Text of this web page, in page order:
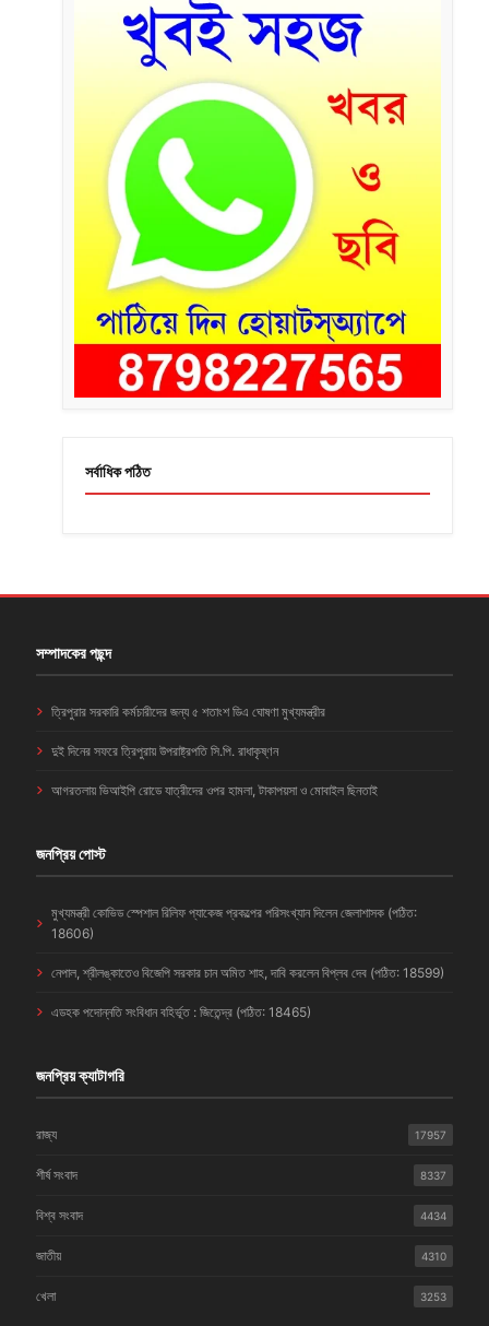
সর্বাধিক পঠিত
সম্পাদকের পছন্দ
ত্রিপুরার সরকারি কর্মচারীদের জন্য ৫ শতাংশ ডিএ ঘোষণা মুখ্যমন্ত্রীর
দুই দিনের সফরে ত্রিপুরায় উপরাষ্ট্রপতি সি.পি. রাধাকৃষ্ণন
আগরতলায় ভিআইপি রোডে যাত্রীদের ওপর হামলা, টাকাপয়সা ও মোবাইল ছিনতাই
জনপ্রিয় পোস্ট
মুখ্যমন্ত্রী কোভিড স্পেশাল রিলিফ প্যাকেজ প্রকল্পের পরিসংখ্যান দিলেন জেলাশাসক (পঠিত:
18606)
নেপাল, শ্রীলঙ্কাতেও বিজেপি সরকার চান অমিত শাহ, দাবি করলেন বিপ্লব দেব (পঠিত: 18599)
এডহক পদোন্নতি সংবিধান বহির্ভূত : জিতেন্দ্র (পঠিত: 18465)
জনপ্রিয় ক্যাটাগরি
রাজ্য 17957
শীর্ষ সংবাদ 8337
বিশ্ব সংবাদ 4434
জাতীয় 4310
খেলা 3253